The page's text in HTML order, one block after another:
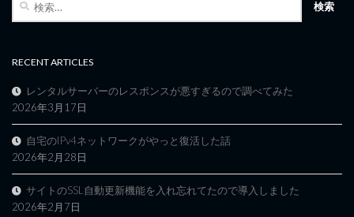
RECENT ARTICLES
レンタルサーバーのレスポンスが悪すぎるので調べてみた
2026年3月17日
自宅のIPv4ネットワークがやっと復活した話
2026年2月28日
サイトのSSL自動更新機能を入れ忘れてたので導入しました
2026年2月7日